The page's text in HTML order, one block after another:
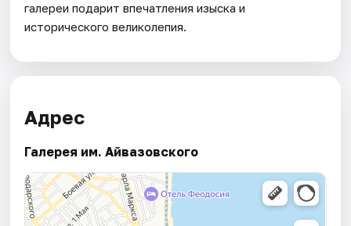
галереи подарит впечатления изыска и
исторического великолепия.
Адрес
Галерея им. Айвазовского